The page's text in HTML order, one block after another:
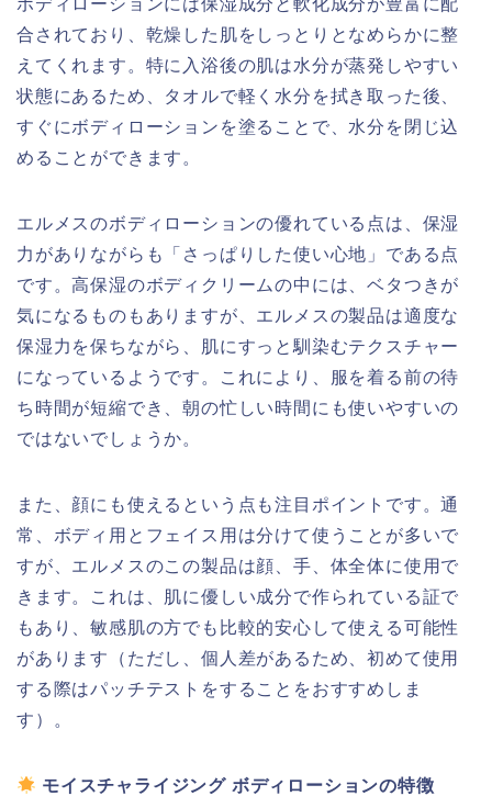
ボディローションには保湿成分と軟化成分が豊富に配
合されており、乾燥した肌をしっとりとなめらかに整
えてくれます。特に入浴後の肌は水分が蒸発しやすい
状態にあるため、タオルで軽く水分を拭き取った後、
すぐにボディローションを塗ることで、水分を閉じ込
めることができます。
エルメスのボディローションの優れている点は、保湿
力がありながらも「さっぱりした使い心地」である点
です。高保湿のボディクリームの中には、ベタつきが
気になるものもありますが、エルメスの製品は適度な
保湿力を保ちながら、肌にすっと馴染むテクスチャー
になっているようです。これにより、服を着る前の待
ち時間が短縮でき、朝の忙しい時間にも使いやすいの
ではないでしょうか。
また、顔にも使えるという点も注目ポイントです。通
常、ボディ用とフェイス用は分けて使うことが多いで
すが、エルメスのこの製品は顔、手、体全体に使用で
きます。これは、肌に優しい成分で作られている証で
もあり、敏感肌の方でも比較的安心して使える可能性
があります（ただし、個人差があるため、初めて使用
する際はパッチテストをすることをおすすめしま
す）。
モイスチャライジング ボディローションの特徴